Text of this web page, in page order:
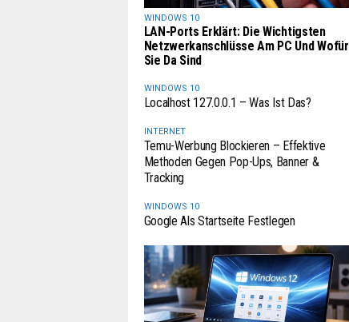
WINDOWS 10
LAN-Ports Erklärt: Die Wichtigsten
Netzwerkanschlüsse Am PC Und Wofür
Sie Da Sind
WINDOWS 10
Localhost 127.0.0.1 – Was Ist Das?
INTERNET
Temu-Werbung Blockieren – Effektive
Methoden Gegen Pop-Ups, Banner &
Tracking
WINDOWS 10
Google Als Startseite Festlegen